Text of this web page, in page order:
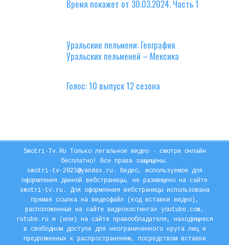
Время покажет от 30.03.2024. Часть 1
Уральские пельмени: География
Уральских пельменей – Мексика
Голос: 10 выпуск 12 сезона
Smotri-Tv.Ru Только легальное видео - смотри онлайн
бесплатно! Все права защищены.
smotri-tv-2023@yandex.ru. Видео, используемое для
оформления данной вебстраницы, не размещено на сайте
smotri-tv.ru. Для оформления вебстраницы использована
прямая ссылка на видеофайл (код вставки видео),
расположенные на сайте видеохостингах youtube.com,
rutube.ru и (или) на сайте правообладателя, находящиеся
в свободном доступе для неограниченного круга лиц и
предложенных к распространению, посредством вставки